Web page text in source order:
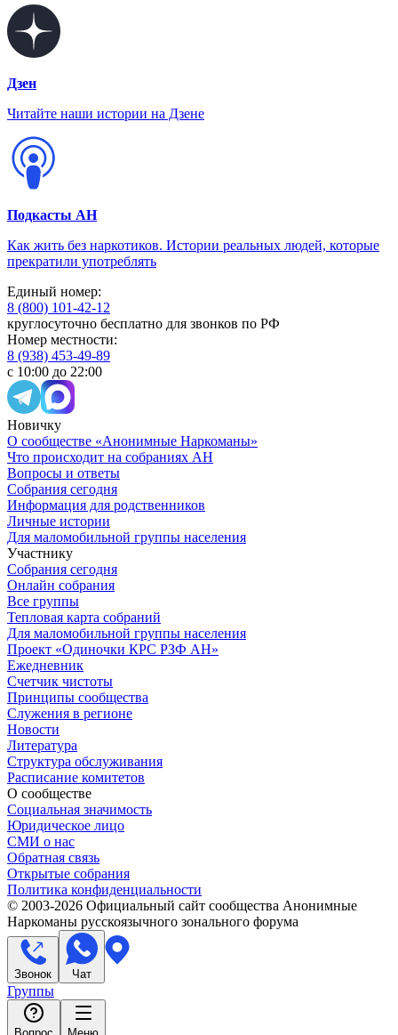
Дзен
Читайте наши истории на Дзене
Подкасты АН
Как жить без наркотиков. Истории реальных людей, которые
прекратили употреблять
Единый номер:
8 (800) 101-42-12
круглосуточно бесплатно для звонков по РФ
Номер местности:
8 (938) 453-49-89
с 10:00 до 22:00
Новичку
О сообществе «Анонимные Наркоманы»
Что происходит на собраниях АН
Вопросы и ответы
Собрания сегодня
Информация для родственников
Личные истории
Для маломобильной группы населения
Участнику
Собрания сегодня
Онлайн собрания
Все группы
Тепловая карта собраний
Для маломобильной группы населения
Проект «Одиночки КРС РЗФ АН»
Ежедневник
Счетчик чистоты
Принципы сообщества
Служения в регионе
Новости
Литература
Структура обслуживания
Расписание комитетов
О сообществе
Социальная значимость
Юридическое лицо
СМИ о нас
Обратная связь
Открытые собрания
Политика конфиденциальности
© 2003-2026 Официальный сайт сообщества Анонимные
Наркоманы русскоязычного зонального форума
Звонок Чат
Группы